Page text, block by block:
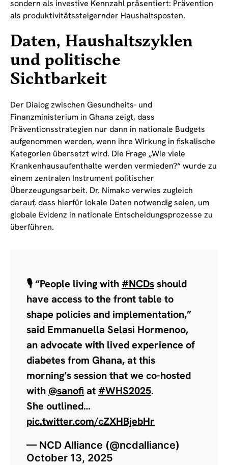
sondern als investive Kennzahl präsentiert: Prävention
als produktivitätssteigernder Haushaltsposten.
Daten, Haushaltszyklen
und politische
Sichtbarkeit
Der Dialog zwischen Gesundheits- und
Finanzministerium in Ghana zeigt, dass
Präventionsstrategien nur dann in nationale Budgets
aufgenommen werden, wenn ihre Wirkung in fiskalische
Kategorien übersetzt wird. Die Frage „Wie viele
Krankenhausaufenthalte werden vermieden?“ wurde zu
einem zentralen Instrument politischer
Überzeugungsarbeit. Dr. Nimako verwies zugleich
darauf, dass hierfür lokale Daten notwendig seien, um
globale Evidenz in nationale Entscheidungsprozesse zu
überführen.
🎙️ “People living with #NCDsshould
have access to the front table to
shape policies and implementation,”
said Emmanuella Selasi Hormenoo,
an advocate with lived experience of
diabetes from Ghana, at this
morning’s session that we co-hosted
with @sanofi at #WHS2025.
She outlined…
pic.twitter.com/cZXHBjebHr
— NCD Alliance (@ncdalliance)
October 13, 2025